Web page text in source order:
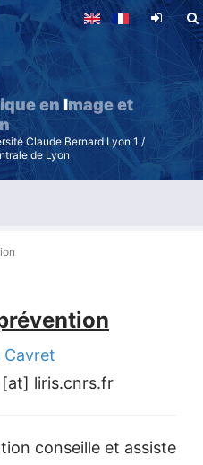
Aller
contenu
principal
enImage et
Claude Bernard Lyon 1 /
de Lyon
Cavret
liris.cnrs.fr
conseille et assiste